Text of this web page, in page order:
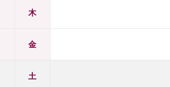
木
金
土